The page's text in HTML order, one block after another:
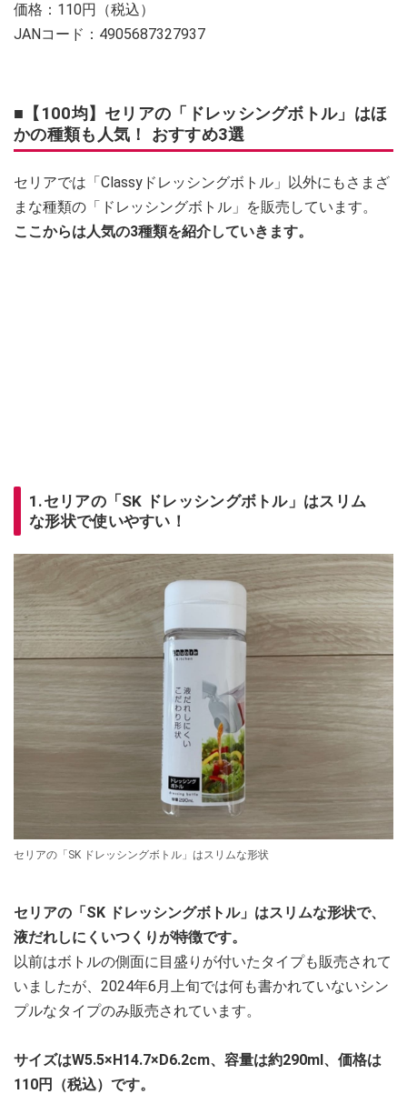
価格：110円（税込）
JANコード：4905687327937
■【100均】セリアの「ドレッシングボトル」はほ
かの種類も人気！ おすすめ3選
セリアでは「Classyドレッシングボトル」以外にもさまざ
まな種類の「ドレッシングボトル」を販売しています。
ここからは人気の3種類を紹介していきます。
1.セリアの「SK ドレッシングボトル」はスリム
な形状で使いやすい！
セリアの「SK ドレッシングボトル」はスリムな形状
セリアの「SK ドレッシングボトル」はスリムな形状で、
液だれしにくいつくりが特徴です。
以前はボトルの側面に目盛りが付いたタイプも販売されて
いましたが、2024年6月上旬では何も書かれていないシン
プルなタイプのみ販売されています。
サイズはW5.5×H14.7×D6.2cm、容量は約290ml、価格は
110円（税込）です。